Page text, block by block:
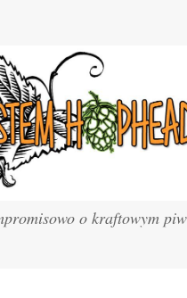
o kraftowym